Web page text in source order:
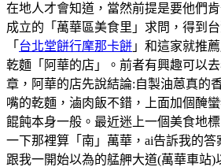
在地人才會知道，當然前提是要他們
成立的「萬華區美食里」求問，得到
「 台北堂餅行摩那卡餅 」和這家就推
乾麵「阿華的店」。前者有興趣可以
章，阿華的店先說結論:自製油蒽真的
嘴的乾麵，滷肉飯不錯，上面加個醃
餛飩本身一般。最近迷上一個美食地
一下那裡算「南」萬華，ai告訴我的答
跟我一開始以為的艋舺大道(萬華車站)